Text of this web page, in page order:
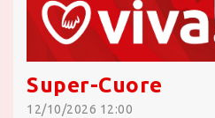
Super-Cuore
12/10/2026 12:00